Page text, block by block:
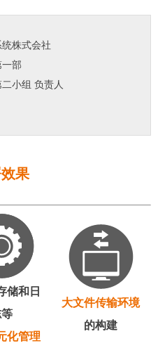
株式会社
部
小组 负责人
果
储和日
化管理
大文件传输环境
的构建